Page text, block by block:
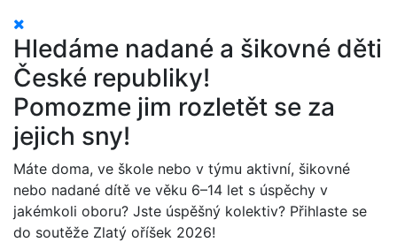
Hledáme nadané a šikovné děti
České republiky!
Pomozme jim rozletět se za
jejich sny!
Máte doma, ve škole nebo v týmu aktivní, šikovné
nebo nadané dítě ve věku 6–14 let s úspěchy v
jakémkoli oboru? Jste úspěšný kolektiv? Přihlaste se
do soutěže Zlatý oříšek 2026!